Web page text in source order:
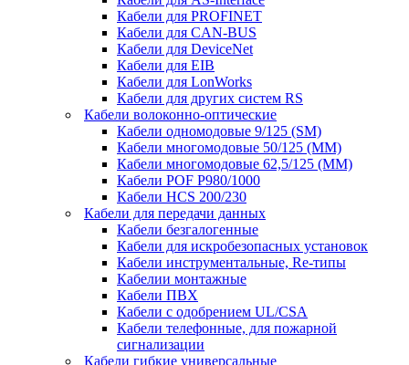
Кабели для PROFINET
Кабели для CAN-BUS
Кабели для DeviceNet
Кабели для EIB
Кабели для LonWorks
Кабели для других систем RS
Кабели волоконно-оптические
Кабели одномодовые 9/125 (SM)
Кабели многомодовые 50/125 (ММ)
Кабели многомодовые 62,5/125 (ММ)
Кабели POF P980/1000
Кабели HCS 200/230
Кабели для передачи данных
Кабели безгалогенные
Кабели для искробезопасных установок
Кабели инструментальные, Re-типы
Кабелии монтажные
Кабели ПВХ
Кабели с одобрением UL/CSA
Кабели телефонные, для пожарной
сигнализации
Кабели гибкие универсальные